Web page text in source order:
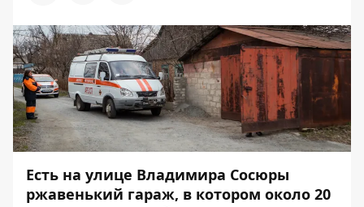
Есть на улице Владимира Сосюры
ржавенький гараж, в котором около 20